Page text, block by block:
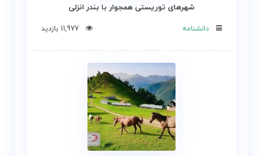
شهرهای توریستی همجوار با بندر انزلی
دانشنامه 11,977 بازدید